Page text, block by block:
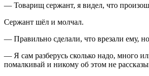
— Товарищ сержант, я видел, что
Сержант шёл и молчал.
— Правильно сделали, что врезали ему,
— Я сам разберусь сколько надо, много
помалкивай и никому об этом не